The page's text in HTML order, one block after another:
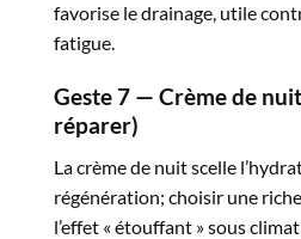
favorise le drainage, utile
fatigue.​
Geste 7 — Crème de
réparer)
La crème de nuit scelle
régénération; choisir une
l’effet « étouffant » sous